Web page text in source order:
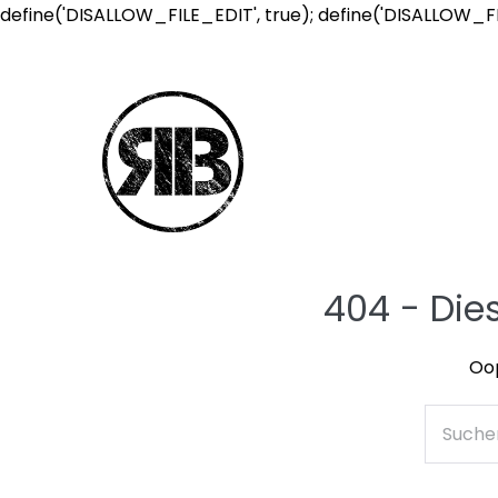
define('DISALLOW_FILE_EDIT', true);
404 -
nach: